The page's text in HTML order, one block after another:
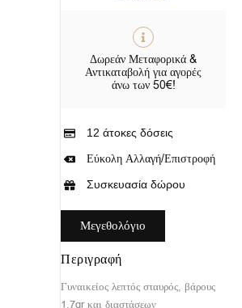
Δωρεάν Μεταφορικά &
Αντικαταβολή για αγορές
άνω των 50€!
12 άτοκες δόσεις
Εύκολη Αλλαγή/Επιστροφή
Συσκευασία δώρου
Μεγεθολόγιο
Περιγραφή
Γυναικείος λεπτός σταυρός, βάρους
1,7gr και διαστάσεων